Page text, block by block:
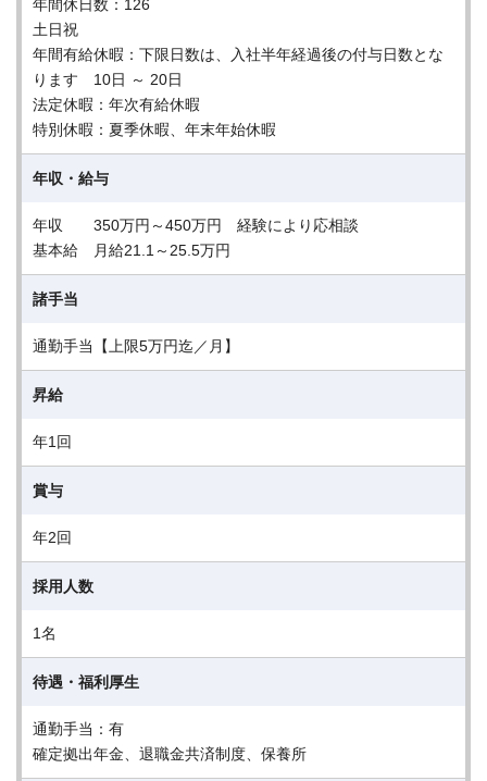
年間休日数：126
土日祝
年間有給休暇：下限日数は、入社半年経過後の付与日数とな
ります 10日 ～ 20日
法定休暇：年次有給休暇
特別休暇：夏季休暇、年末年始休暇
年収・給与
年収 350万円～450万円 経験により応相談
基本給 月給21.1～25.5万円
諸手当
通勤手当【上限5万円迄／月】
昇給
年1回
賞与
年2回
採用人数
1名
待遇・福利厚生
通勤手当：有
確定拠出年金、退職金共済制度、保養所